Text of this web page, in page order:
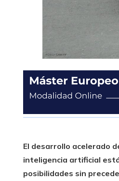
El desarrollo acelerado
inteligencia artificial
posibilidades sin